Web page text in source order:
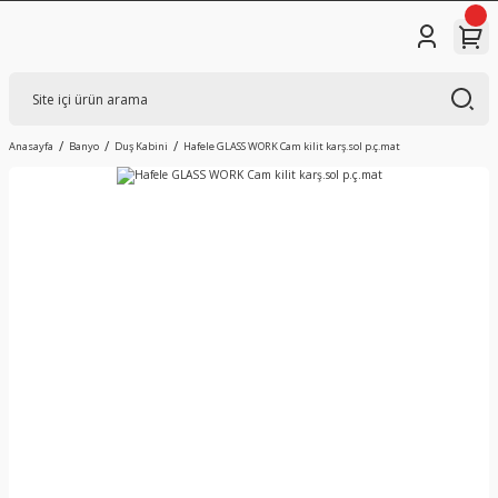
Anasayfa Banyo Duş Kabini Hafele GLASS WORK Cam kilit karş.sol p.ç.mat